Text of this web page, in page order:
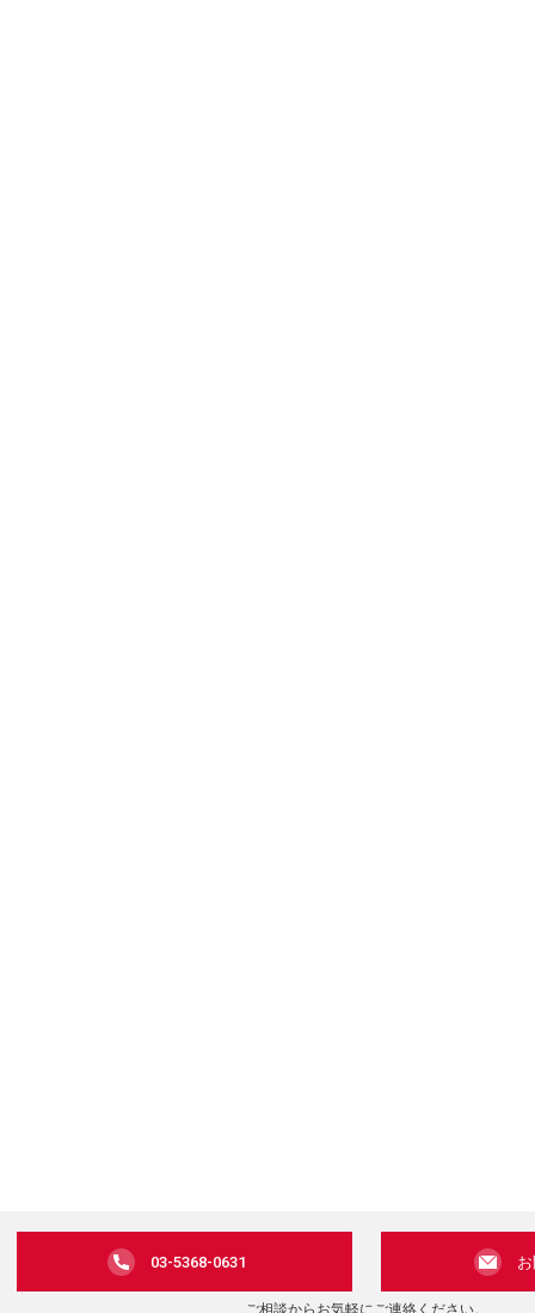
03-5368-0631
ご相談からお気軽にご連絡ください。